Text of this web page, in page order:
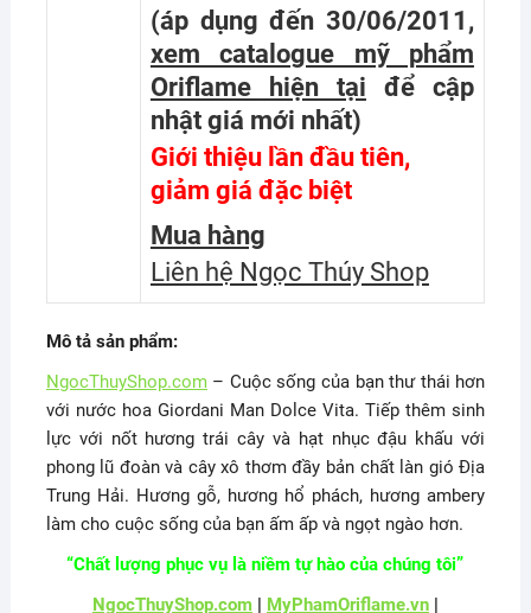
(áp dụng đến 30/06/2011,
xem catalogue mỹ phẩm
Oriflame hiện tại
để cập
nhật giá mới nhất)
Giới thiệu lần đầu tiên,
giảm giá đặc biệt
Mua hàng
Liên hệ Ngọc Thúy Shop
Mô tả sản phẩm:
NgocThuyShop.com– Cuộc sống của bạn thư thái hơn
với nước hoa Giordani Man Dolce Vita. Tiếp thêm sinh
lực với nốt hương trái cây và hạt nhục đậu khấu với
phong lũ đoàn và cây xô thơm đầy bản chất làn gió Địa
Trung Hải. Hương gỗ, hương hổ phách, hương ambery
làm cho cuộc sống của bạn ấm ấp và ngọt ngào hơn.
“Chất lượng phục vụ là niềm tự hào của chúng tôi”
NgocThuyShop.com| MyPhamOriflame.vn|